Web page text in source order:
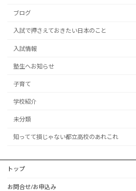
ブログ
入試で押さえておきたい日本のこと
入試情報
塾生へお知らせ
子育て
学校紹介
未分類
知ってて損じゃない都立高校のあれこれ
トップ
お問合せ/お申込み